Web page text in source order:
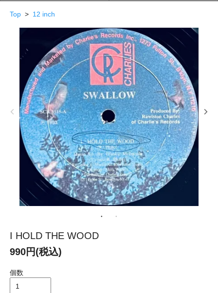
Top > 12 inch
I HOLD THE WOOD
990円(税込)
個数